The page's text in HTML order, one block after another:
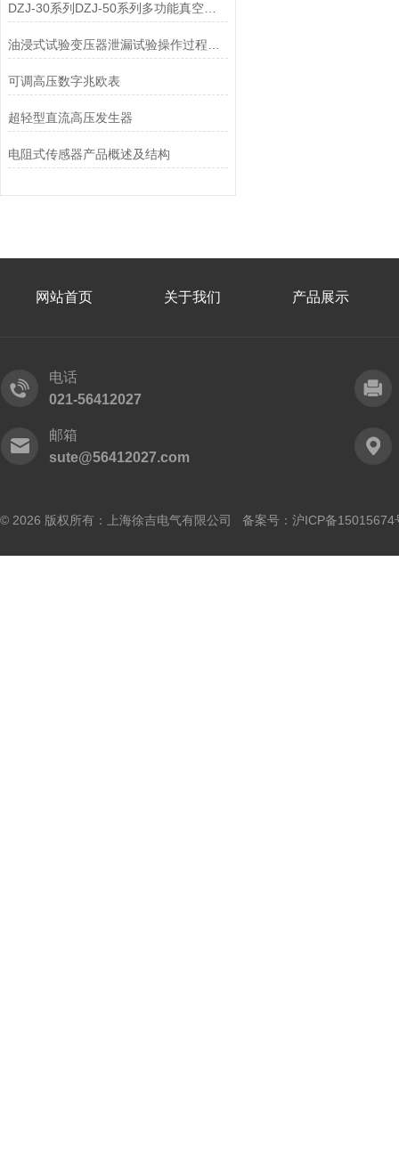
DZJ-30系列DZJ-50系列多功能真空滤油机
可调高压数字兆欧表
超轻型直流高压发生器
电阻式传感器产品概述及结构
网站首页 关于我们 产品展示
电话
021-56412027
邮箱
sute@56412027.com
© 2026 版权所有：上海徐吉电气有限公司 备案号： 沪ICP备15015674